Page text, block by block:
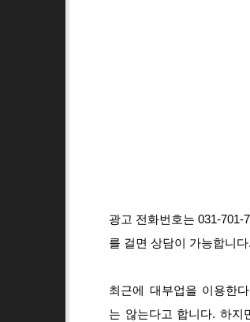
광고 전화번호는 031-
를 걸면 상담이 가능합니다.
최근에 대부업을 이용한
는 않는다고 합니다. 하지